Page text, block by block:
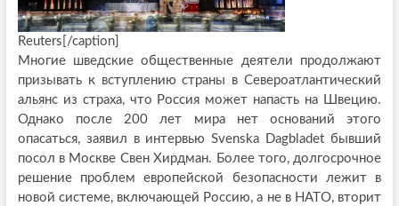
Reuters[/caption]
Многие шведские общественные деятели продолжают
призывать к вступлению страны в Североатлантический
альянс из страха, что Россия может напасть на Швецию.
Однако после 200 лет мира нет оснований этого
опасаться, заявил в интервью Svenska Dagbladet бывший
посол в Москве Свен Хирдман. Более того, долгосрочное
решение проблем европейской безопасности лежит в
новой системе, включающей Россию, а не в НАТО, вторит